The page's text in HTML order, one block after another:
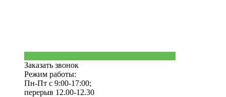
Заказать звонок
Режим работы:
Пн-Пт с 9:00-17:00;
перерыв 12.00-12.30